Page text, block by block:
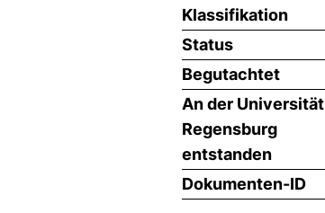
Klassifikation
Status
Begutachtet
An der Universität
Regensburg
entstanden
Dokumenten-ID